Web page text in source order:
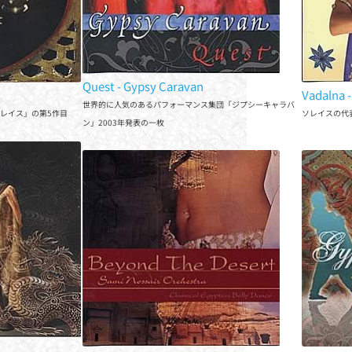
イス」の第5作目
Quest - Gypsy Caravan
世界的に人気のあるパフォーマンス集団「ジプシーキャラバ
ン」2003年発表の一枚
ソレ